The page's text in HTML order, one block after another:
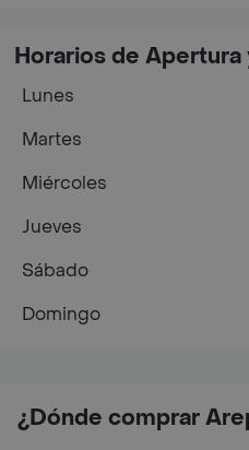
¿Dónde comprar
Horarios de Apertura
Lunes
Martes
Miércoles
Jueves
Sábado
Domingo